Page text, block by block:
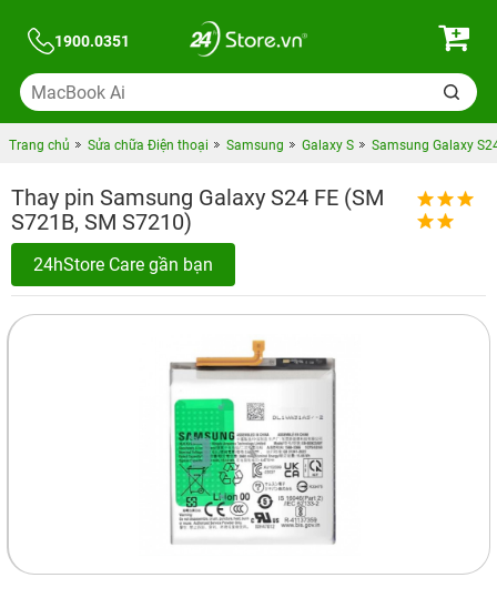
1900.0351
Trang chủ Sửa chữa Điện thoại Samsung Galaxy S Samsung Galaxy
Thay pin Samsung Galaxy S24 FE (SM
S721B, SM S7210)
24hStore Care gần bạn